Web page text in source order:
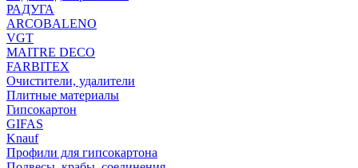
РАДУГА
ARCOBALENO
VGT
MAITRE DECO
FARBITEX
Очистители, удалители
Плитные материалы
Гипсокартон
GIFAS
Knauf
Профили для гипсокартона